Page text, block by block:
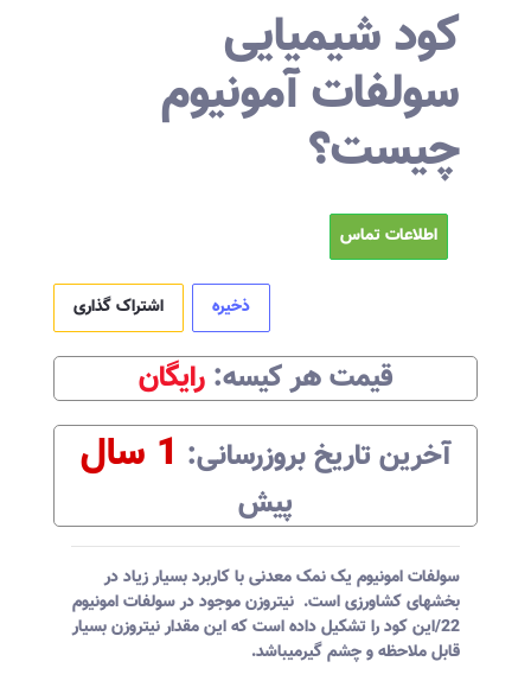
کود شیمیایی
سولفات آمونیوم
چیست؟
اطلاعات تماس
ذخیره اشتراک گذاری
قیمت هرکیسه:‌رایگان
آخرین تاریخ بروزرسانی:‌ 1 سال
پیش
سولفات امونیوم یک نمک معدنی با کاربرد بسیار زیاد در
بخشهای کشاورزی است. نیتروزن موجود در سولفات امونیوم
22/این کود را تشکیل داده است که این مقدار نیتروزن بسیار
قابل ملاحظه و چشم گیرمیباشد.